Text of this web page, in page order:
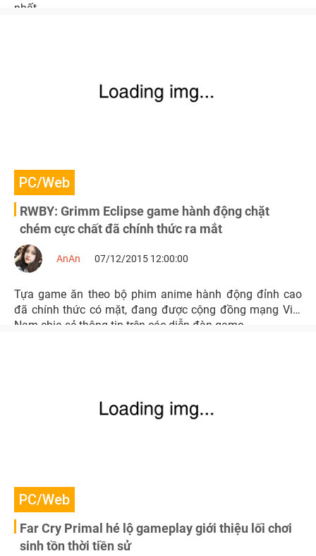
nhất
PC/Web
RWBY: Grimm Eclipse game hành động chặt
chém cực chất đã chính thức ra mắt
AnAn 07/12/2015 12:00:00
Tựa game ăn theo bộ phim anime hành động đỉnh cao
đã chính thức có mặt, đang được cộng đồng mạng Việt
Nam chia sẻ thông tin trên các diễn đàn game
PC/Web
Far Cry Primal hé lộ gameplay giới thiệu lối chơi
sinh tồn thời tiền sử